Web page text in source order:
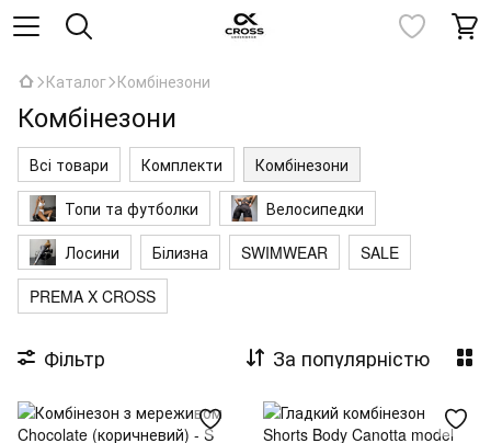
Каталог Комбінезони
Комбінезони
Всі товари Комплекти
Комбінезони
Топи та футболки
Велосипедки
Лосини
Білизна SWIMWEAR
SALE
PREMA X CROSS
Фільтр За популярністю